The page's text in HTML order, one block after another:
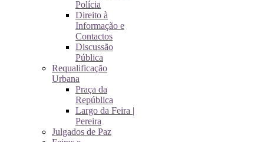
Polícia
Direito à
Informação e
Contactos
Discussão
Pública
Requalificação
Urbana
Praça da
República
Largo da Feira |
Pereira
Julgados de Paz